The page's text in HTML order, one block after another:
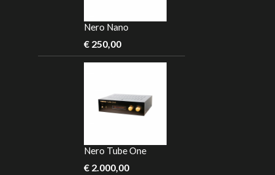
Nero Nano
€ 250,00
Nero Tube One
€ 2.000,00